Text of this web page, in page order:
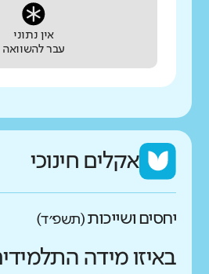
אין נתוני
עבר להשוואה
אקלים חינוכי
יחסים ושייכות(תשפ״ד)
באיזו מידה